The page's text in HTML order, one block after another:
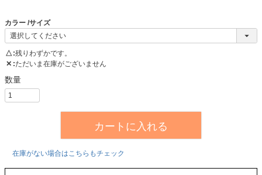
カラー サイズ
△ 残りわずかです。
✕ ただいま在庫がございません
カートに入れる
在庫がない場合はこちらもチェック